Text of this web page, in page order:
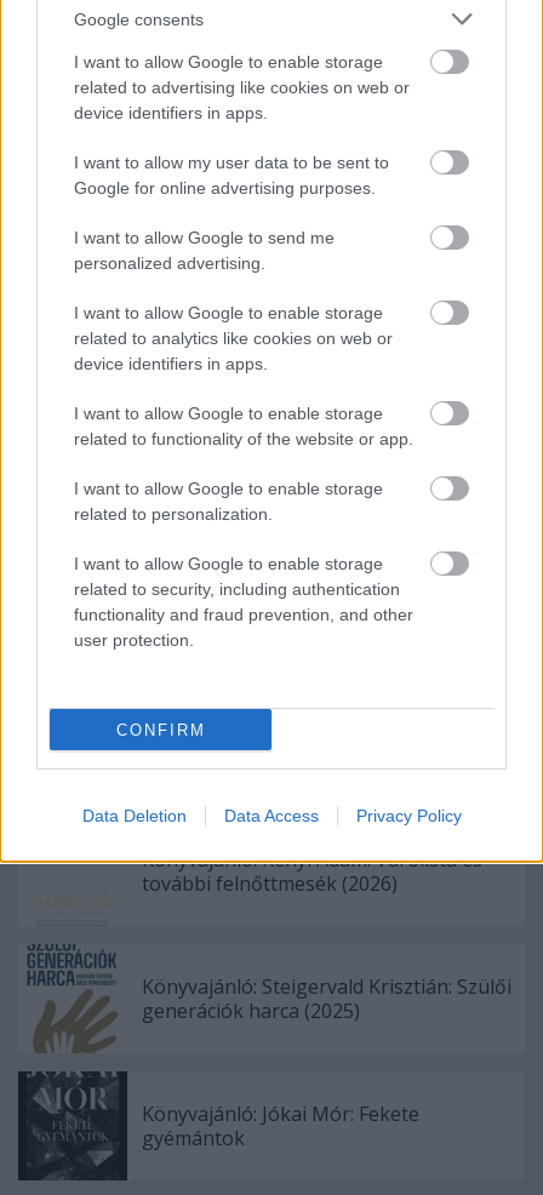
Google consents
I want to allow Google to enable storage
related to advertising like cookies on web or
device identifiers in apps.
I want to allow my user data to be sent to
Google for online advertising purposes.
I want to allow Google to send me
personalized advertising.
I want to allow Google to enable storage
related to analytics like cookies on web or
device identifiers in apps.
I want to allow Google to enable storage
related to functionality of the website or app.
I want to allow Google to enable storage
related to personalization.
I want to allow Google to enable storage
related to security, including authentication
functionality and fraud prevention, and other
user protection.
CONFIRM
Data Deletion Data Access Privacy Policy
Az viszont tagadhatatlan, hogy ettől függetlenül
(vagy éppen részben ennek is hála) egy rettentően
egyedi és utánozhatatlan darab született, amely ha
klasszikussá nem is, kultfilmmé még bőven
nemesedhet. Mindenesetre aki veszi a bátorságot, és
mint egy igazán jó élményre számítson.
A High-Rise teljes adatlapja a Magyar Film
Címkék: sci-fi szatíra filmkritikák
Ajánlott bejegyzések:
Könyvajánló: Benkő László: Hollójárta
Mohács
Könyvajánló: Aux Eliza: Aranytinta (Írósuli
2) (2026)
Könyvajánló: Rényi Ádám: Várólista és
további felnőttmesék (2026)
Könyvajánló: Steigervald Krisztián: Szülői
generációk harca (2025)
Könyvajánló: Jókai Mór: Fekete
gyémántok